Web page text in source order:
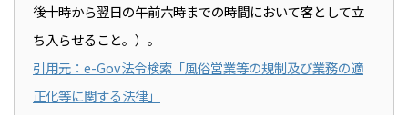
後十時から翌日の午前六時までの時間において客として立
ち入らせること。）。
引用元：e-Gov法令検索「風俗営業等の規制及び業務の適
正化等に関する法律」